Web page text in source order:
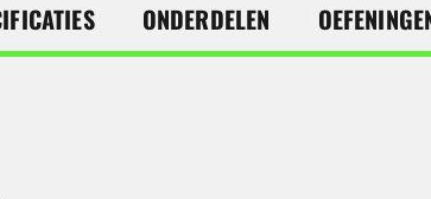
ONDERDELEN